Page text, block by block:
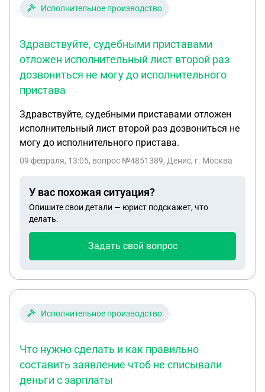
Исполнительное производство
Здравствуйте, судебными приставами
отложен исполнительный лист второй раз
дозвониться не могу до исполнительного
пристава
Здравствуйте, судебными приставами отложен
исполнительный лист второй раз дозвониться не
могу до исполнительного пристава.
09 февраля, 13:05, вопрос №4851389, Денис, г. Москва
У вас похожая ситуация?
Опишите свои детали — юрист подскажет, что
делать.
Задать свой вопрос
Исполнительное производство
Что нужно сделать и как правильно
составить заявление чтоб не списывали
деньги с зарплаты